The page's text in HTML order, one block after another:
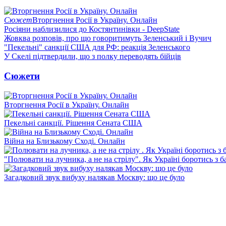
СюжетВторгнення Росії в Україну. Онлайн
Росіяни наблизилися до Костянтинівки - DeepState
Жовква розповів, про що говоритимуть Зеленський і Вучич
"Пекельні" санкції США для РФ: реакція Зеленського
У Скелі підтвердили, що з полку переводять бійців
Сюжети
Вторгнення Росії в Україну. Онлайн
Пекельні санкції. Рішення Сената США
Війна на Близькому Сході. Онлайн
"Полювати на лучника, а не на стрілу". Як Україні боротись з
Загадковий звук вибуху налякав Москву: що це було